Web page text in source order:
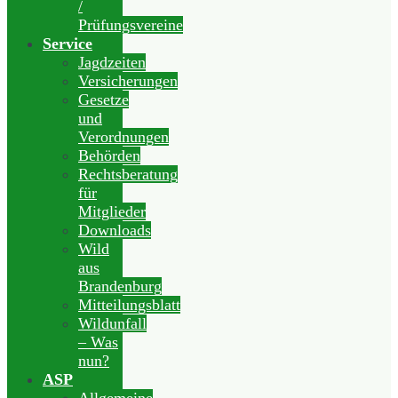
/
Prüfungsvereine
Service
Jagdzeiten
Versicherungen
Gesetze
und
Verordnungen
Behörden
Rechtsberatung
für
Mitglieder
Downloads
Wild
aus
Brandenburg
Mitteilungsblatt
Wildunfall
– Was
nun?
ASP